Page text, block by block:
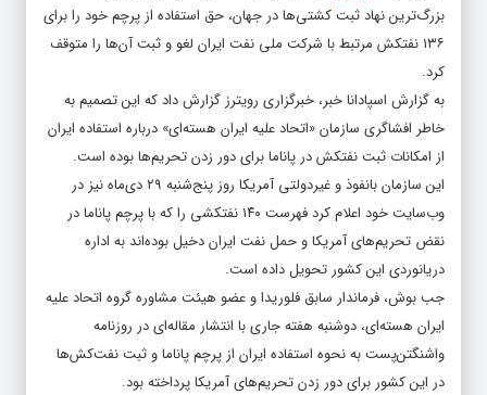
۱۳۶ نفتکش مرتبط با شرکت ملی نفت ایران لغو و ثبت آن‌ها را متوقف
کرد.
به گزارش اسپادانا خبر، خبرگزاری رویترز گزارش داد که این تصمیم به
خاطر افشاگری سازمان «اتحاد علیه ایران هسته‌ای» درباره استفاده ایران
از امکانات ثبت نفتکش در پاناما برای دور زدن تحریم‌ها بوده است.
این سازمان بانفوذ و غیردولتی آمریکا روز پنج‌شنبه ۲۹ دی‌ماه نیز در
وب‌سایت خود اعلام کرد فهرست ۱۴۰ نفتکشی را که با پرچم پاناما در
نقض تحریم‌های آمریکا و حمل نفت ایران دخیل بوده‌اند به اداره
دریانوردی این کشور تحویل داده است.
جب بوش، فرماندار سابق فلوریدا و عضو هیئت مشاوره گروه اتحاد علیه
ایران هسته‌ای، دوشنبه هفته جاری با انتشار مقاله‌ای در روزنامه
واشنگتن‌پست به نحوه استفاده ایران از پرچم پاناما و ثبت نفت‌کش‌ها
در این کشور برای دور زدن تحریم‌های آمریکا پرداخته بود.
این سازمان آمریکایی همچنین فهرست برخی نفتکش‌ها را منتشر کرد